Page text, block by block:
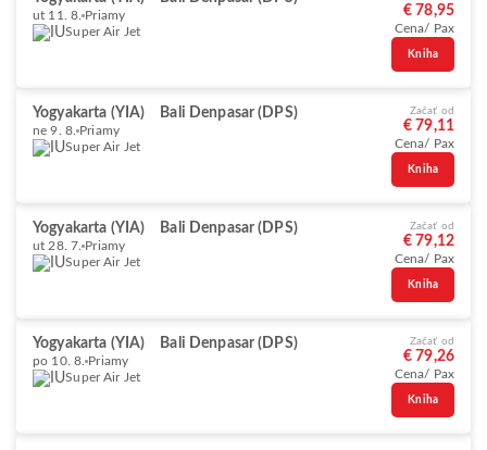
ut 11. 8. Priamy
Super Air Jet
€ 78,95
Cena/ Pax
Kniha
Yogyakarta (YIA) Bali Denpasar (DPS)
ne 9. 8. Priamy
Super Air Jet
Začať od
€ 79,11
Cena/ Pax
Kniha
Yogyakarta (YIA) Bali Denpasar (DPS)
ut 28. 7. Priamy
Super Air Jet
Začať od
€ 79,12
Cena/ Pax
Kniha
Yogyakarta (YIA) Bali Denpasar (DPS)
po 10. 8. Priamy
Super Air Jet
Začať od
€ 79,26
Cena/ Pax
Kniha